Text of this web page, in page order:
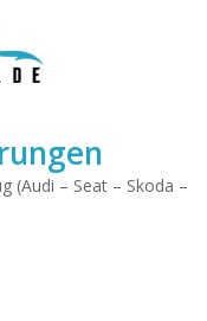
(Audi – Seat – Skoda –